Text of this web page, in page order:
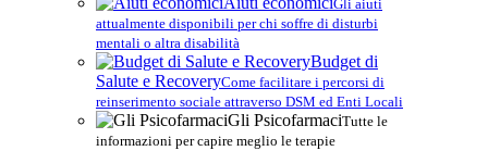
Gli aiuti
attualmente disponibili per chi soffre di disturbi
mentali o altra disabilità
Budget di
Salute e RecoveryCome facilitare i percorsi di
reinserimento sociale attraverso DSM ed Enti Locali
Gli PsicofarmaciTutte le
informazioni per capire meglio le terapie